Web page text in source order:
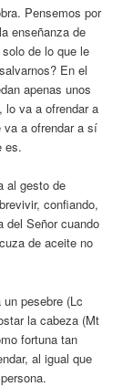
Pensemos por
enseñanza de
de lo que le
En el
apenas unos
lo va a ofrendar a
va a ofrendar a sí
es.
al gesto de
confiando,
del Señor cuando
de aceite no
pesebre (Lc
la cabeza (Mt
fortuna tan
al igual que